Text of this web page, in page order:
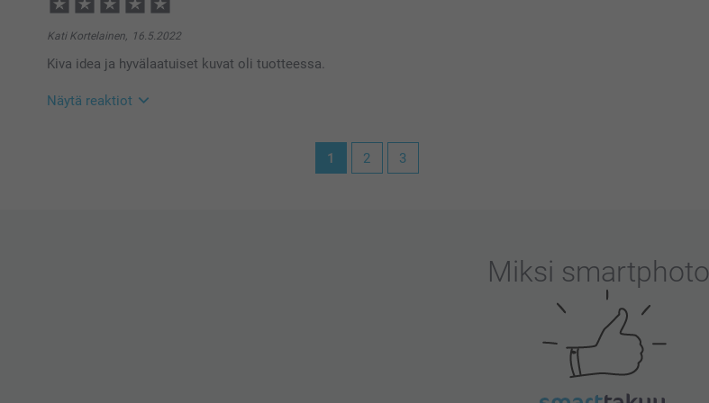
Hei Jasmi
Kiitos palautteesta. Ikävä kuulla että et ole täysin tyytyväinen saamaasi tuotteeseen. Mikäli haluat
autamme mielellään.
Johanna, Smartphoto
Kati Kortelainen, 16.5.2022
Kiva idea ja hyvälaatuiset kuvat oli tuotteessa.
Näytä reaktiot
1 2 3
Miksi smartphoto